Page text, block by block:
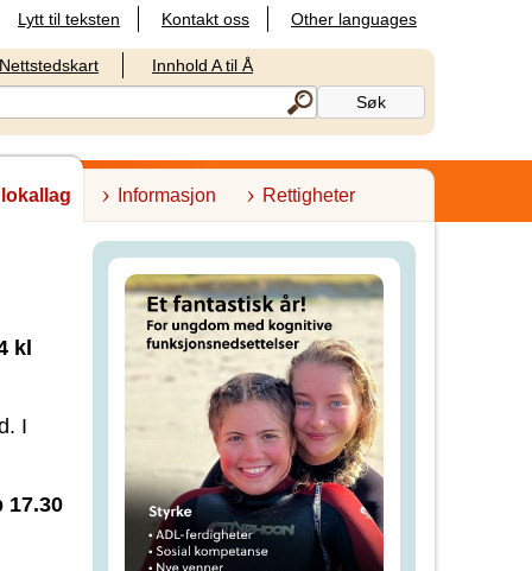
Lytt til teksten Kontakt oss Other languages
Nettstedskart Innhold A til Å
Informasjon Rettigheter
kl
I
17.30